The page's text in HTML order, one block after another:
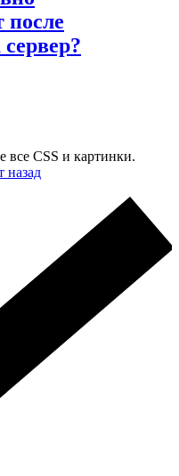
после
все CSS и картинки.
назад